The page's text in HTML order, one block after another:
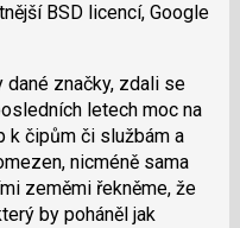
BSD licencí, Google
dané značky, zdali se
letech moc na
k čipům či službám a
nicméně sama
zeměmi řekněme, že
by poháněl jak